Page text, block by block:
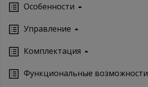
Особенности
Управление
Кoмплектация
Функциональные возможности